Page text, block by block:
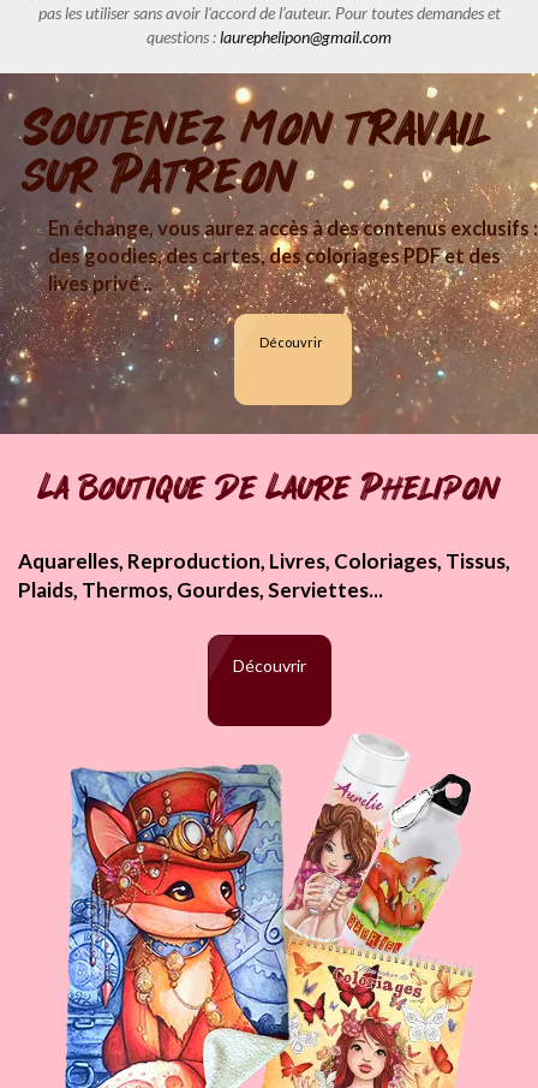
pas les utiliser sans avoir l'accord de l'auteur. Pour toutes demandes et
questions :laurephelipon@gmail.com
Soutenez mon travail
sur Patreon
En échange, vous aurez accès à des contenus exclusifs :
des goodies, des cartes, des coloriages PDF et des
lives privé ..
Découvrir
La boutique de Laure Phelipon
Aquarelles, Reproduction, Livres, Coloriages, Tissus,
Plaids, Thermos, Gourdes, Serviettes...
Découvrir